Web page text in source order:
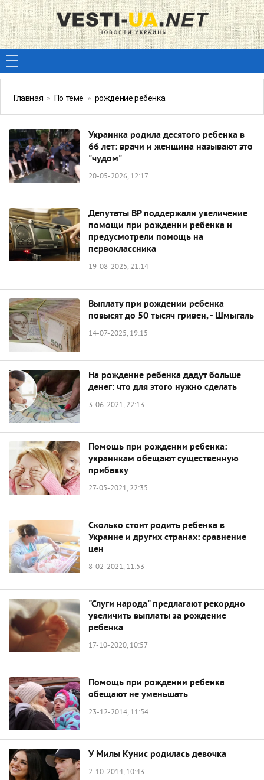
Главная » По теме » рождение ребенка
Украинка родила десятого ребенка в
66 лет: врачи и женщина называют это
"чудом"
20-05-2026, 12:17
Депутаты ВР поддержали увеличение
помощи при рождении ребенка и
предусмотрели помощь на
первоклассника
19-08-2025, 21:14
Выплату при рождении ребенка
повысят до 50 тысяч гривен, - Шмыгаль
14-07-2025, 19:15
На рождение ребенка дадут больше
денег: что для этого нужно сделать
3-06-2021, 22:13
Помощь при рождении ребенка:
украинкам обещают существенную
прибавку
27-05-2021, 22:35
Сколько стоит родить ребенка в
Украине и других странах: сравнение
цен
8-02-2021, 11:53
"Слуги народа" предлагают рекордно
увеличить выплаты за рождение
ребенка
17-10-2020, 10:57
Помощь при рождении ребенка
обещают не уменьшать
23-12-2014, 11:54
У Милы Кунис родилась девочка
2-10-2014, 10:43